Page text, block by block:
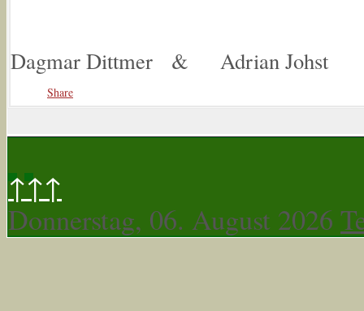
Dagmar Dittmer & Adrian Johst
Share
↑↑↑
Donnerstag, 06. August 2026